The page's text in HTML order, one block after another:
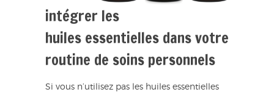
intégrer les
huiles essentielles dans votre
routine de soins personnels
Si vous n’utilisez pas les huiles essentielles